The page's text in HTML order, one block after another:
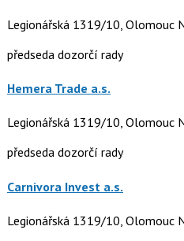
Legionářská 1319/10, Olomouc
předseda dozorčí rady
Hemera Trade a.s.
Legionářská 1319/10, Olomouc
předseda dozorčí rady
Carnivora Invest a.s.
Legionářská 1319/10, Olomouc